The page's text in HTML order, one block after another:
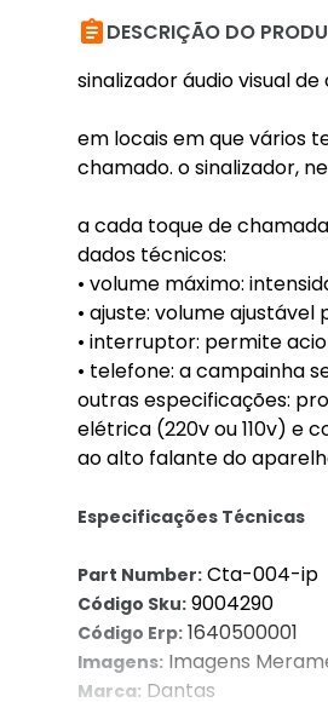
DESCRIÇÃO DO
sinalizador áudio visual
em locais em que vários
chamado. o sinalizador,
a cada toque de
dados técnicos:
• volume máximo:
• ajuste: volume
• interruptor: permite
• telefone: a campainha
outras especificações:
elétrica (220v ou 110v) e
ao alto falante do
Especificações Técnicas
Part Number: Cta-004-ip
Código Sku: 9004290
Código Erp: 1640500001
Imagens: Imagens
Marca: Dantas